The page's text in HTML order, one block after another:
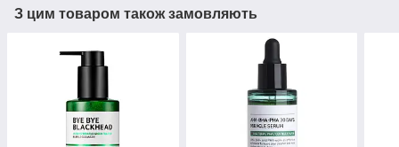
З цим товаром також замовляють